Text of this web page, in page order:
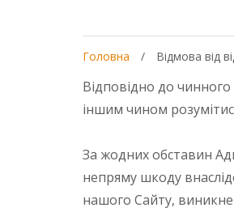
Головна / Відмова від
Відповідно до
іншим чином
За жодних обставин
непряму шкоду
нашого Сайту,